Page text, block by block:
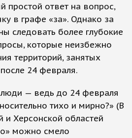
простой ответ на вопрос,
в графе «за». Однако за
следовать более глубокие
которые неизбежно
территорий, занятых
24 февраля.
люди — ведь до 24 февраля
тихо и мирно?» (В
и Херсонской областей
можно смело